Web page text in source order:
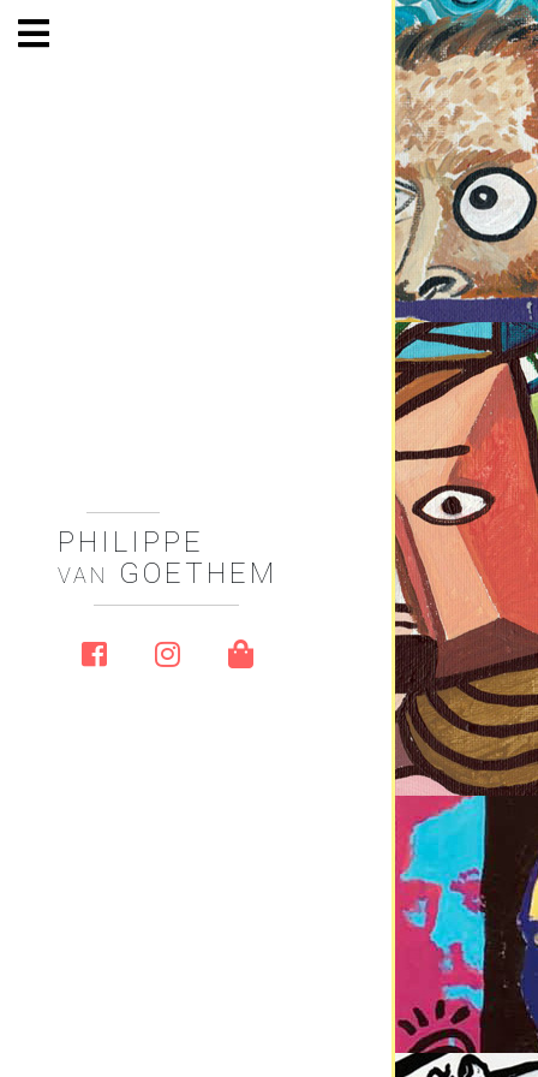
PHILIPPE
VAN GOETHEM